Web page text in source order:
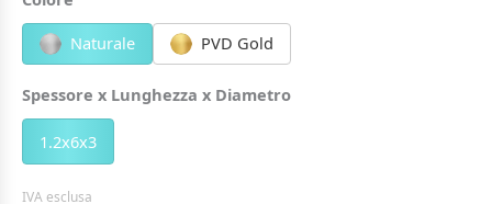
Naturale PVD Gold
Spessore x Lunghezza x Diametro
1.2x6x3
IVA esclusa